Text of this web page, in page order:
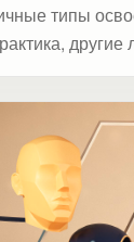
типы
другие
3 способа